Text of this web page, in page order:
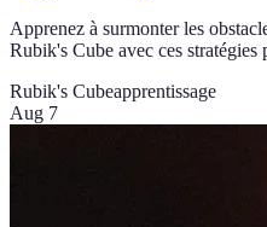
Apprenez à surmonter les
Rubik's Cube avec ces stratégies
Rubik's Cubeapprentissage
Aug 7